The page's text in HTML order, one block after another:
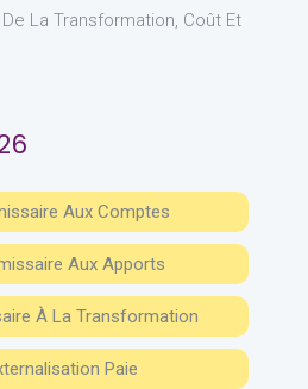
De La Transformation, Coût Et
Aux Comptes
Aux Apports
À La Transformation
Paie